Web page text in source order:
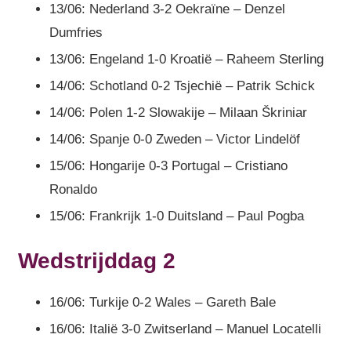
13/06: Nederland 3-2 Oekraïne – Denzel
Dumfries
13/06: Engeland 1-0 Kroatië – Raheem Sterling
14/06: Schotland 0-2 Tsjechië – Patrik Schick
14/06: Polen 1-2 Slowakije – Milaan Škriniar
14/06: Spanje 0-0 Zweden – Victor Lindelöf
15/06: Hongarije 0-3 Portugal – Cristiano
Ronaldo
15/06: Frankrijk 1-0 Duitsland – Paul Pogba
Wedstrijddag 2
16/06: Turkije 0-2 Wales – Gareth Bale
16/06: Italië 3-0 Zwitserland – Manuel Locatelli